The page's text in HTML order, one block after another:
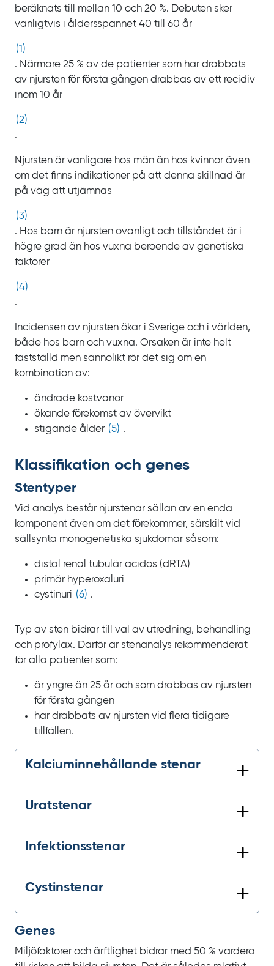
beräknats till mellan 10 och 20 %. Debuten sker
vanligtvis i åldersspannet 40 till
60 år
(1)
. Närmare 25 % av de patienter som har drabbats
av njursten för första gången drabbas av ett recidiv
inom 10 år
(2)
.
Njursten är vanligare hos män än hos kvinnor även
om det finns indikationer på att denna skillnad är
på väg att utjämnas
(3)
. Hos barn är njursten ovanligt och tillståndet är i
högre grad än hos vuxna beroende av genetiska
faktorer
(4)
.
Incidensen av njursten ökar i Sverige och i världen,
både hos barn och vuxna. Orsaken är inte helt
fastställd men sannolikt rör det sig om en
kombination av:
ändrade kostvanor
ökande förekomst av övervikt
stigande ålder (5) .
Klassifikation och genes
Stentyper
Vid analys består njurstenar sällan av en enda
komponent även om det förekommer, särskilt vid
sällsynta monogenetiska sjukdomar såsom:
distal renal tubulär acidos (dRTA)
primär hyperoxaluri
cystinuri (6) .
Typ av sten bidrar till val av utredning, behandling
och profylax. Därför är stenanalys rekommenderat
för alla patienter som:
är yngre än 25 år och som drabbas av njursten
för första gången
har drabbats av njursten vid flera tidigare
tillfällen.
Kalciuminnehållande stenar
Uratstenar
Infektionsstenar
Cystinstenar
Genes
Miljöfaktorer och ärftlighet bidrar med 50 % vardera